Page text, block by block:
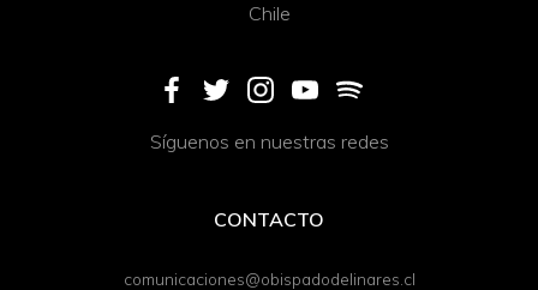
Chile
Síguenos en nuestras redes
CONTACTO
comunicaciones@obispadodelinares.cl